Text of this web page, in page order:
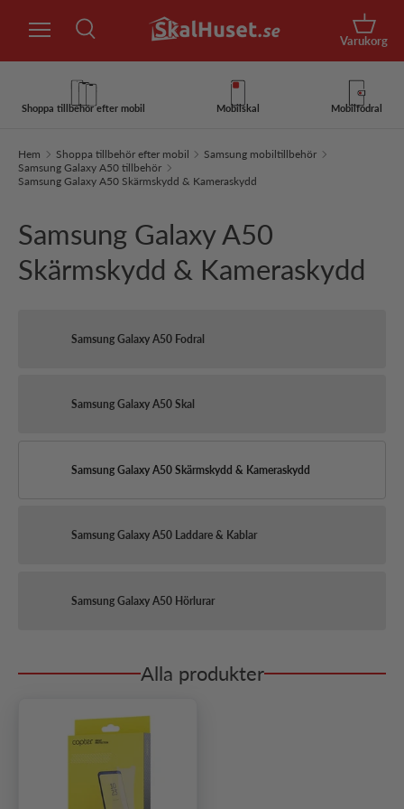
Hoppa till innehåll
Sök
Korg
Varukorg
Shoppa tillbehör efter mobil Mobilskal Mobilfodral
Hem Shoppa tillbehör efter mobil
Samsung mobiltillbehör
Samsung Galaxy A50 tillbehör
Samsung Galaxy A50 Skärmskydd & Kameraskydd
Samsung Galaxy A50
Skärmskydd & Kameraskydd
Samsung Galaxy A50 Fodral
Samsung Galaxy A50 Skal
Samsung Galaxy A50 Skärmskydd & Kameraskydd
Samsung Galaxy A50 Laddare & Kablar
Samsung Galaxy A50 Hörlurar
Alla produkter